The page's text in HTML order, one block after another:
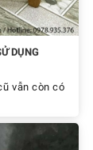
DỤNG
vẫn còn có